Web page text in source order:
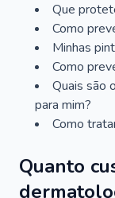
Que
Como
Minhas
Como
Quais são
para mim?
Como
Quanto